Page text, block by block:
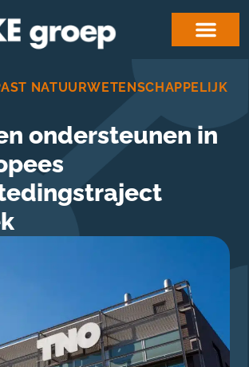
NATUURWETENSCHAPPELIJK
ondersteunen in